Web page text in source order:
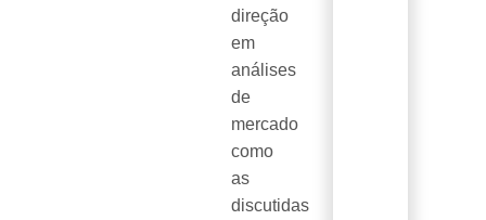
direção
em
análises
de
mercado
como
as
discutidas